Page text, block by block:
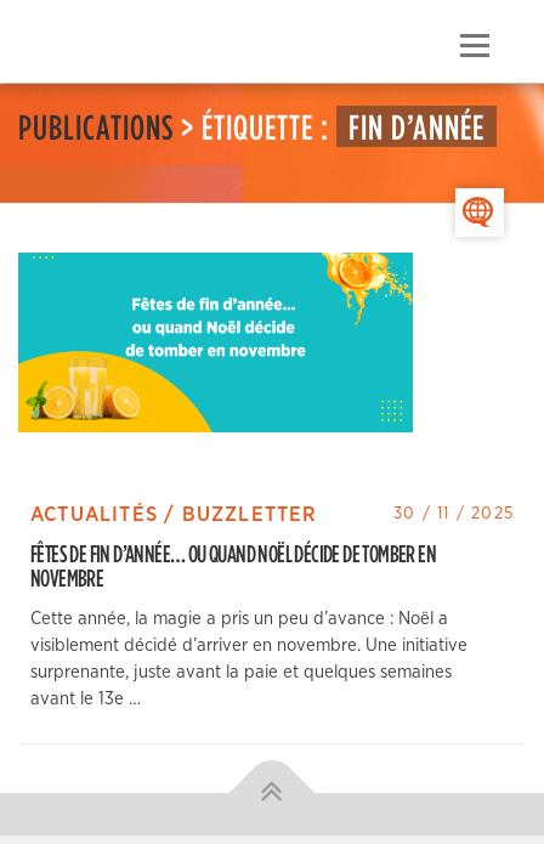
Menu
PUBLICATIONS > ÉTIQUETTE : FIN D’ANNÉE
ACTUALITÉS / BUZZLETTER 30 / 11 / 2025
FÊTES DE FIN D’ANNÉE… OU QUAND NOËL DÉCIDE DE TOMBER EN
NOVEMBRE
Cette année, la magie a pris un peu d’avance : Noël a
visiblement décidé d’arriver en novembre. Une initiative
surprenante, juste avant la paie et quelques semaines
avant le 13e …